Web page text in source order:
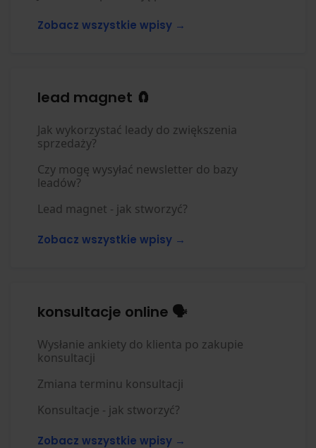
Zobacz wszystkie wpisy →
lead magnet 🧲
Jak wykorzystać leady do zwiększenia
sprzedaży?
Czy mogę wysyłać newsletter do bazy
leadów?
Lead magnet - jak stworzyć?
Zobacz wszystkie wpisy →
konsultacje online 🗣
Wysłanie ankiety do klienta po zakupie
konsultacji
Zmiana terminu konsultacji
Konsultacje - jak stworzyć?
Zobacz wszystkie wpisy →